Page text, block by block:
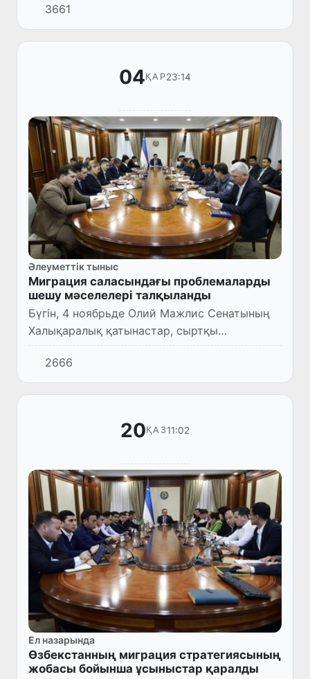
миграция ұйымының Өзбекстандағы
миссиясының басшысы Эндрю Греймен
кездесу...
3661
04ҚАР23:14
Әлеуметтік тыныс
Миграция саласындағы проблемаларды
шешу мәселелері талқыланды
Бүгін, 4 ноябрьде Олий Мажлис Сенатының
Халықаралық қатынастар, сыртқы
экономикалық байланыстар, шетелдік
инвестициялар және туризм жөніндегі
комитетінің мәжілісі өтті.
2666
20ҚАЗ11:02
Ел назарында
Өзбекстанның миграция стратегиясының
жобасы бойынша ұсыныстар қаралды